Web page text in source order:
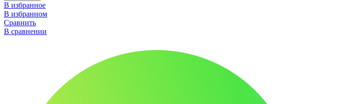
В избранное
В избранном
Сравнить
В сравнении